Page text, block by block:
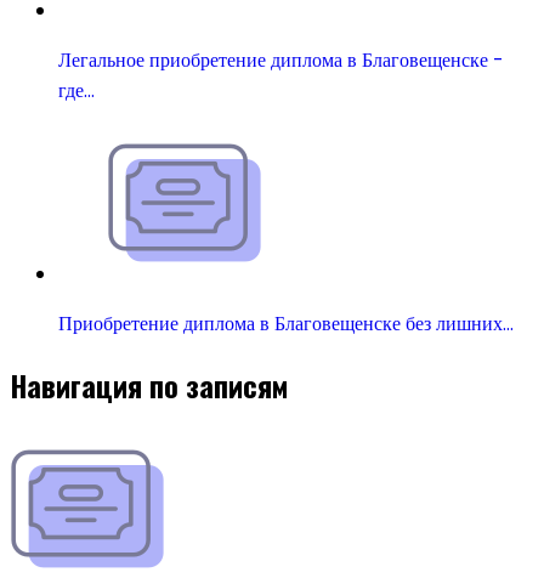
Легальное приобретение диплома в Благовещенске -
где…
Приобретение диплома в Благовещенске без лишних…
Навигация по записям